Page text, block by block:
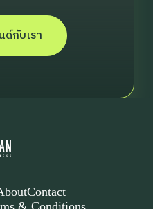
กับเรา
Contact